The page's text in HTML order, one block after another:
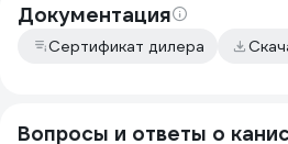
Документация
Сертификат дилера
Вопросы и ответы о